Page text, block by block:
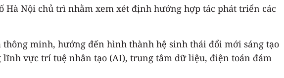
Hà Nội chủ trì nhằm xem xét định hướng hợp tác phát triển các
minh, hướng đến hình thành hệ sinh thái đổi mới sáng tạo
vực trí tuệ nhân tạo (AI), trung tâm dữ liệu, điện toán đám